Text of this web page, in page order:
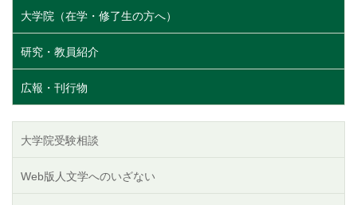
大学院（在学・修了生の方へ）
研究・教員紹介
広報・刊行物
大学院受験相談
Web版人文学へのいざない